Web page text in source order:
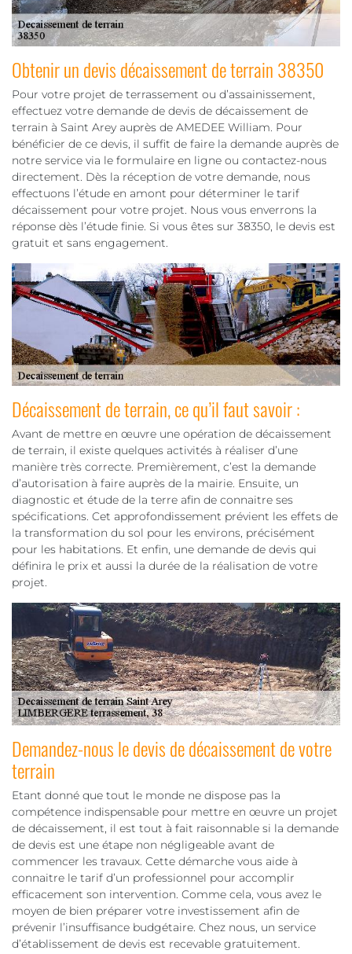
Obtenir un devis décaissement de terrain 38350
Pour votre projet de terrassement ou d’assainissement,
effectuez votre demande de devis de décaissement de
terrain à Saint Arey auprès de AMEDEE William. Pour
bénéficier de ce devis, il suffit de faire la demande auprès de
notre service via le formulaire en ligne ou contactez-nous
directement. Dès la réception de votre demande, nous
effectuons l’étude en amont pour déterminer le tarif
décaissement pour votre projet. Nous vous enverrons la
réponse dès l’étude finie. Si vous êtes sur 38350, le devis est
gratuit et sans engagement.
Décaissement de terrain, ce qu’il faut savoir :
Avant de mettre en œuvre une opération de décaissement
de terrain, il existe quelques activités à réaliser d’une
manière très correcte. Premièrement, c’est la demande
d’autorisation à faire auprès de la mairie. Ensuite, un
diagnostic et étude de la terre afin de connaitre ses
spécifications. Cet approfondissement prévient les effets de
la transformation du sol pour les environs, précisément
pour les habitations. Et enfin, une demande de devis qui
définira le prix et aussi la durée de la réalisation de votre
projet.
Demandez-nous le devis de décaissement de votre
terrain
Etant donné que tout le monde ne dispose pas la
compétence indispensable pour mettre en œuvre un projet
de décaissement, il est tout à fait raisonnable si la demande
de devis est une étape non négligeable avant de
commencer les travaux. Cette démarche vous aide à
connaitre le tarif d’un professionnel pour accomplir
efficacement son intervention. Comme cela, vous avez le
moyen de bien préparer votre investissement afin de
prévenir l’insuffisance budgétaire. Chez nous, un service
d’établissement de devis est recevable gratuitement.